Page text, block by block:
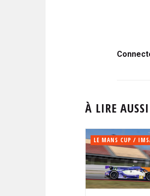
À LIRE AUSSI
LE MANS CUP /